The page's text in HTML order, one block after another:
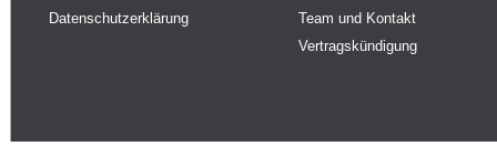
Datenschutzerklärung
Team und Kontakt
Vertragskündigung